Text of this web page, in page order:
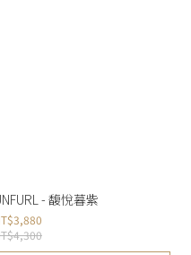
- 馥悅暮紫